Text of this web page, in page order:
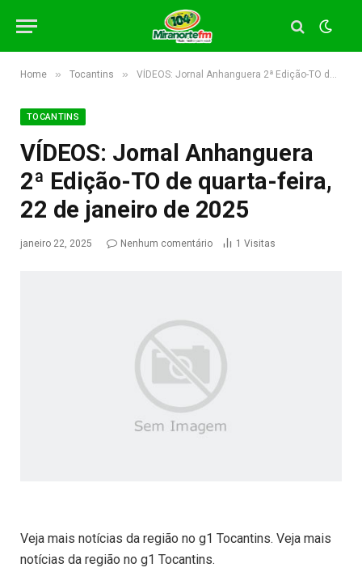
Home » Tocantins » VÍDEOS: Jornal Anhanguera 2ª Edição-TO de quarta-feira, 22 de janeiro de 2025
TOCANTINS
VÍDEOS: Jornal Anhanguera
2ª Edição-TO de quarta-feira,
22 de janeiro de 2025
janeiro 22, 2025 Nenhum comentário 1 Visitas
Veja mais notícias da região no g1 Tocantins. Veja mais
notícias da região no g1 Tocantins.